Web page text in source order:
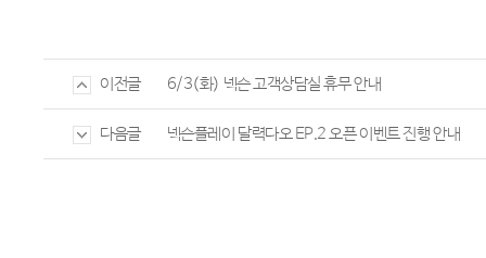
이전글 6/3(화) 넥슨 고객상담실 휴무 안내
다음글 넥슨플레이 달력다오 EP.2 오픈 이벤트 진행 안내